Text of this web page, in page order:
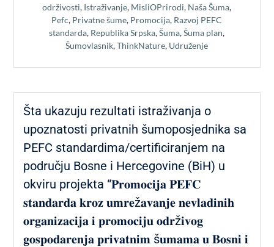
održivosti, Istraživanje, MisliOPrirodi, Naša Šuma,
Pefc, Privatne šume, Promocija, Razvoj PEFC
standarda, Republika Srpska,Šuma,Šuma plan,
Šumovlasnik,ThinkNature, Udruženje
Šta ukazuju rezultati istraživanja o
upoznatosti privatnih šumoposjednika sa
PEFC standardima/certificiranjem na
području Bosne i Hercegovine (BiH) u
okviru projekta “𝐏𝐫𝐨𝐦𝐨𝐜𝐢𝐣𝐚 𝐏𝐄𝐅𝐂
𝐬𝐭𝐚𝐧𝐝𝐚𝐫𝐝𝐚 𝐤𝐫𝐨𝐳 𝐮𝐦𝐫𝐞ž𝐚𝐯𝐚𝐧𝐣𝐞 𝐧𝐞𝐯𝐥𝐚𝐝𝐢𝐧𝐢𝐡
𝐨𝐫𝐠𝐚𝐧𝐢𝐳𝐚𝐜𝐢𝐣𝐚 𝐢 𝐩𝐫𝐨𝐦𝐨𝐜𝐢𝐣𝐮 𝐨𝐝𝐫ž𝐢𝐯𝐨𝐠
𝐠𝐨𝐬𝐩𝐨𝐝𝐚𝐫𝐞𝐧𝐣𝐚 𝐩𝐫𝐢𝐯𝐚𝐭𝐧𝐢𝐦 š𝐮𝐦𝐚𝐦𝐚 𝐮 𝐁𝐨𝐬𝐧𝐢 𝐢